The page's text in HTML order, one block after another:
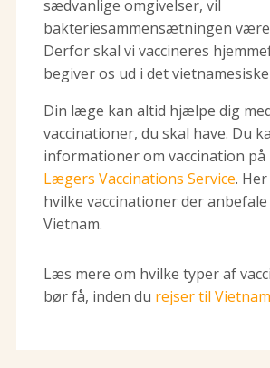
sædvanlige omgivelser, vil
bakteriesammensætningen være
Derfor skal vi vaccineres
begiver os ud i det
Din læge kan altid hjælpe dig
vaccinationer, du skal have. Du
informationer om vaccination på
Lægers Vaccinations Service.
hvilke vaccinationer der
Vietnam.
Læs mere om hvilke typer af
bør få, inden du rejser til Vietnam